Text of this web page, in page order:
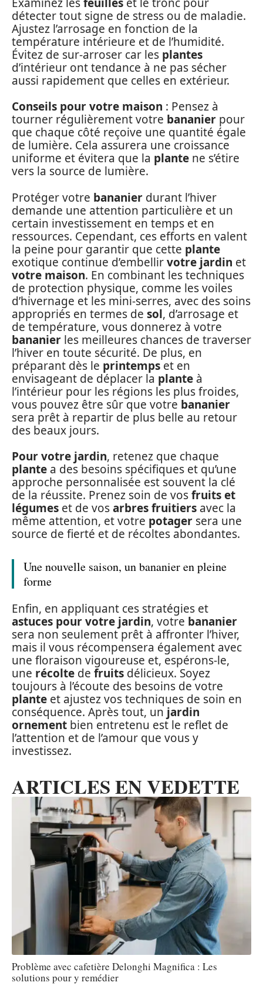
détecter tout signe de stress ou de maladie.
Ajustez l’arrosage en fonction de la
température intérieure et de l’humidité.
Évitez de sur-arroser car les plantes
d’intérieur ont tendance à ne pas sécher
aussi rapidement que celles en extérieur.
Conseils pour votre maison : Pensez à
tourner régulièrement votre bananier pour
que chaque côté reçoive une quantité égale
de lumière. Cela assurera une croissance
uniforme et évitera que la plante ne s’étire
vers la source de lumière.
Protéger votre bananier durant l’hiver
demande une attention particulière et un
certain investissement en temps et en
ressources. Cependant, ces efforts en valent
la peine pour garantir que cette plante
exotique continue d’embellirvotre jardin et
votre maison. En combinant les techniques
de protection physique, comme les voiles
d’hivernage et les mini-serres, avec des soins
appropriés en termes de sol, d’arrosage et
de température, vous donnerez à votre
bananier les meilleures chances de traverser
l’hiver en toute sécurité. De plus, en
préparant dès le printemps et en
envisageant de déplacer la plante à
l’intérieur pour les régions les plus froides,
vous pouvez être sûr que votre bananier
sera prêt à repartir de plus belle au retour
des beaux jours.
Pour votre jardin, retenez que chaque
plante a des besoins spécifiques et qu’une
approche personnalisée est souvent la clé
de la réussite. Prenez soin de vosfruits et
légumes et de vosarbres fruitiers avec la
même attention, et votre potager sera une
source de fierté et de récoltes abondantes.
Une nouvelle saison, un bananier en pleine
forme
Enfin, en appliquant ces stratégies et
astuces pour votre jardin, votre bananier
sera non seulement prêt à affronter l’hiver,
mais il vous récompensera également avec
une floraison vigoureuse et, espérons-le,
une récolte de fruits délicieux. Soyez
toujours à l’écoute des besoins de votre
plante et ajustez vos techniques de soin en
conséquence. Après tout, un jardin
ornement bien entretenu est le reflet de
l’attention et de l’amour que vous y
investissez.
ARTICLES EN VEDETTE
Problème avec cafetière Delonghi Magnifica : Les
solutions pour y remédier